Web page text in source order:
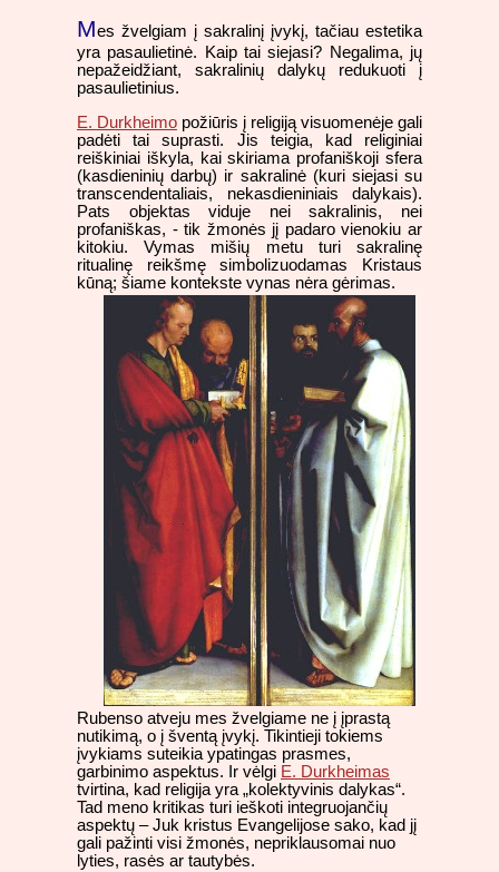
Mes žvelgiam į sakralinį įvykį, tačiau estetika
yra pasaulietinė. Kaip tai siejasi? Negalima, jų
nepažeidžiant, sakralinių dalykų redukuoti į
pasaulietinius.
E. Durkheimo požiūris į religiją visuomenėje gali
padėti tai suprasti. Jis teigia, kad religiniai
reiškiniai iškyla, kai skiriama profaniškoji sfera
(kasdieninių darbų) ir sakralinė (kuri siejasi su
transcendentaliais, nekasdieniniais dalykais).
Pats objektas viduje nei sakralinis, nei
profaniškas, - tik žmonės jį padaro vienokiu ar
kitokiu. Vymas mišių metu turi sakralinę
ritualinę reikšmę simbolizuodamas Kristaus
kūną; šiame kontekste vynas nėra gėrimas.
Rubenso atveju mes žvelgiame ne į įprastą
nutikimą, o į šventą įvykį. Tikintieji tokiems
įvykiams suteikia ypatingas prasmes,
garbinimo aspektus. Ir vėlgi E. Durkheimas
tvirtina, kad religija yra „kolektyvinis dalykas“.
Tad meno kritikas turi ieškoti integruojančių
aspektų – Juk kristus Evangelijose sako, kad jį
gali pažinti visi žmonės, nepriklausomai nuo
lyties, rasės ar tautybės.